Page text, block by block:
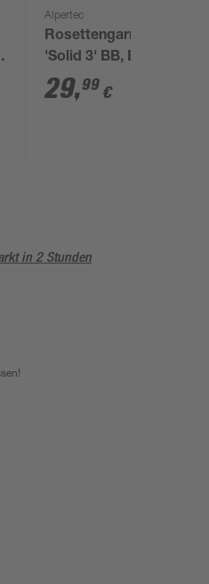
Alpertec
Rosettengarnitur
'Solid 3' BB, Edelstahl
poliert/satiniert
29,99 €
in 2 Stunden